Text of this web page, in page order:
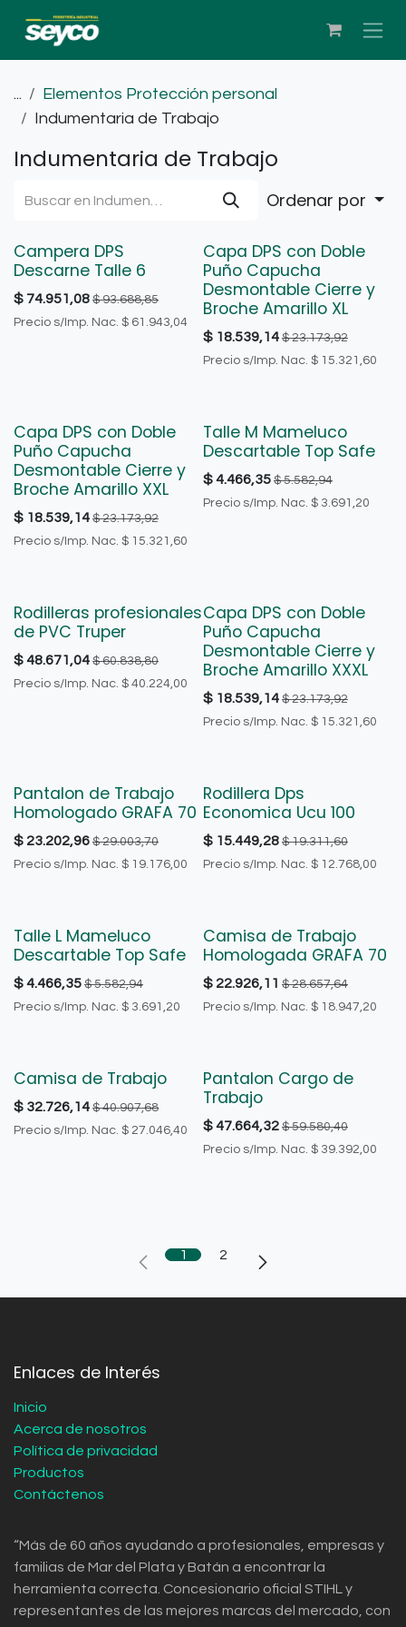
Ir al contenido
...
Elementos Protección personal
Indumentaria de Trabajo
Indumentaria de Trabajo
Ordenar por
Campera DPS
Descarne Talle 6
$ 74.951,08 $93.688,85
Precio s/Imp. Nac. $ 61.943,04
Capa DPS con Doble
Puño Capucha
Desmontable Cierre y
Broche Amarillo XL
$ 18.539,14 $23.173,92
Precio s/Imp. Nac. $ 15.321,60
Capa DPS con Doble
Puño Capucha
Desmontable Cierre y
Broche Amarillo XXL
$ 18.539,14 $23.173,92
Precio s/Imp. Nac. $ 15.321,60
Talle M Mameluco
Descartable Top Safe
$4.466,35 $5.582,94
Precio s/Imp. Nac. $ 3.691,20
Rodilleras profesionales
de PVC Truper
$48.671,04 $60.838,80
Precio s/Imp. Nac. $ 40.224,00
Capa DPS con Doble
Puño Capucha
Desmontable Cierre y
Broche Amarillo XXXL
$ 18.539,14 $23.173,92
Precio s/Imp. Nac. $ 15.321,60
Pantalon de Trabajo
Homologado GRAFA 70
$ 23.202,96 $29.003,70
Precio s/Imp. Nac. $ 19.176,00
Rodillera Dps
Economica Ucu 100
$ 15.449,28 $19.311,60
Precio s/Imp. Nac. $ 12.768,00
Talle L Mameluco
Descartable Top Safe
$4.466,35 $5.582,94
Precio s/Imp. Nac. $ 3.691,20
Camisa de Trabajo
Homologada GRAFA 70
$ 22.926,11 $28.657,64
Precio s/Imp. Nac. $ 18.947,20
Camisa de Trabajo
$ 32.726,14 $40.907,68
Precio s/Imp. Nac. $ 27.046,40
Pantalon Cargo de
Trabajo
$47.664,32 $59.580,40
Precio s/Imp. Nac. $ 39.392,00
1 2
Enlaces de Interés
Inicio
Acerca de nosotros
Política de privacidad
Productos
Contáctenos
“Más de 60 años ayudando a profesionales, empresas y
familias de Mar del Plata y Batán a encontrar la
herramienta correcta. Concesionario oficial STIHL y
representantes de las mejores marcas del mercado, con